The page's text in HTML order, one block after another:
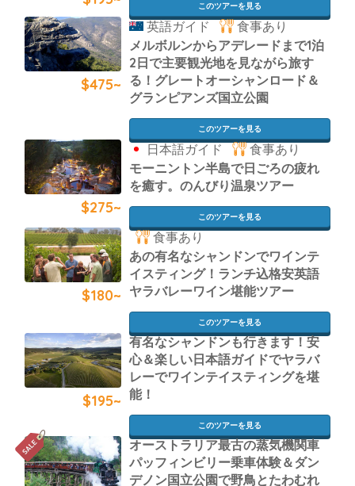
このツアーを見る
$475~
英語ガイド
食事あり
メルボルンからアデレードまで1泊
2日で主要観光地を見ながら旅す
る！グレートオーシャンロード＆
グランピアンズ国立公園
このツアーを見る
$275~
日本語ガイド
食事あり
モーニントン半島で日ごろの疲れ
を癒す。のんびり温泉ツアー
このツアーを見る
$180~
食事あり
あの有名なシャンドンでワインテ
イスティング！ランチ込格安英語
ヤラバレーワイン堪能ツアー
このツアーを見る
$195~
有名なシャンドンも行きます！安
心＆楽しい日本語ガイドでヤラバ
レーでワインテイスティングを堪
能！
このツアーを見る
オーストラリア最古の蒸気機関車
パッフィンビリー乗車体験＆ダン
デノン国立公園で野鳥とたわむれ